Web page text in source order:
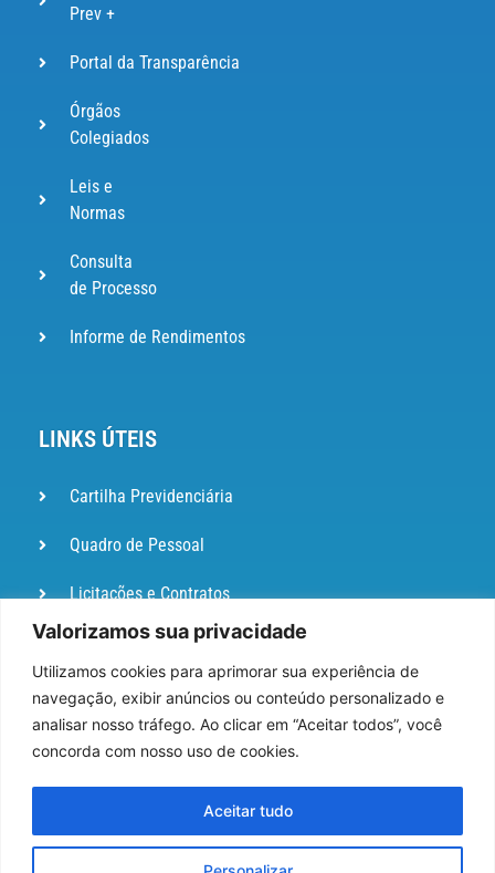
Valorizamos sua privacidade
Utilizamos cookies para aprimorar sua experiência de
navegação, exibir anúncios ou conteúdo personalizado e
analisar nosso tráfego. Ao clicar em “Aceitar todos”, você
concorda com nosso uso de cookies.
Aceitar tudo
Prev +
Portal da Transparência
Órgãos
Colegiados
Leis e
Normas
Consulta
de Processo
Informe de Rendimentos
LINKS ÚTEIS
Cartilha Previdenciária
Quadro de Pessoal
Licitações e Contratos
Portal de
Ouvidoria
DIÁRIO
OFICIAL
Pesquisa de Satisfação
Webmail